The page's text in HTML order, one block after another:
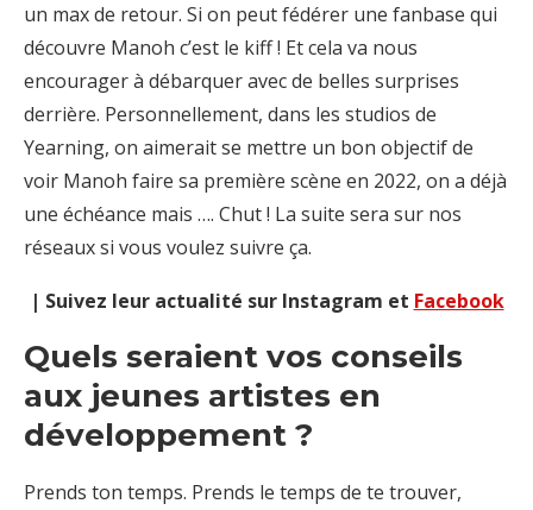
un max de retour. Si on peut fédérer une fanbase qui
découvre Manoh c’est le kiff ! Et cela va nous
encourager à débarquer avec de belles surprises
derrière. Personnellement, dans les studios de
Yearning, on aimerait se mettre un bon objectif de
voir Manoh faire sa première scène en 2022, on a déjà
une échéance mais …. Chut ! La suite sera sur nos
réseaux si vous voulez suivre ça.
| Suivez leur actualité sur Instagram et Facebook
Quels seraient vos conseils
aux jeunes artistes en
développement ?
Prends ton temps. Prends le temps de te trouver,